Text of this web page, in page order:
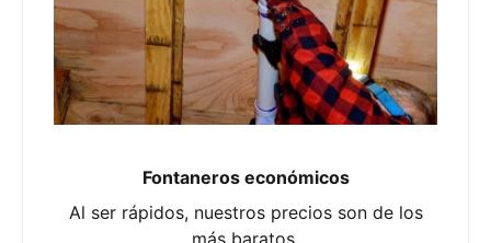
Fontaneros económicos
Al ser rápidos, nuestros precios son de los
más baratos.